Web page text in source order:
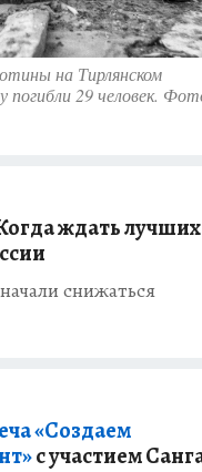
на Тирлянском
погибли 29 человек.
ждать
снижаться
«Создаем
с участием